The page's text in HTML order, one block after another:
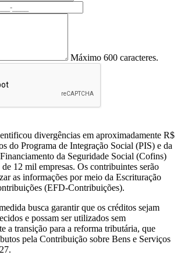
Máximo 600 caracteres.
divergências em aproximadamente R$
do Programa de Integração Social (PIS) e da
da Seguridade Social (Cofins)
12 mil empresas. Os contribuintes serão
as informações por meio da Escrituração
(EFD-Contribuições).
busca garantir que os créditos sejam
e possam ser utilizados sem
a transição para a reforma tributária, que
pela Contribuição sobre Bens e Serviços